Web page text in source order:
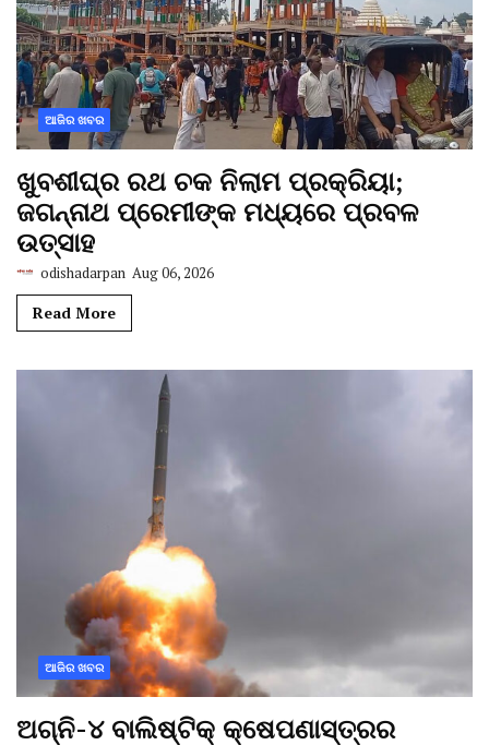
ଆଜିର ଖବର
ଖୁବଶୀଘ୍ର ରଥ ଚକ ନିଲାମ ପ୍ରକ୍ରିୟା;
ଜଗନ୍ନାଥ ପ୍ରେମୀଙ୍କ ମଧ୍ୟରେ ପ୍ରବଳ
ଉତ୍ସାହ
odishadarpan Aug 06, 2026
Read More
ଆଜିର ଖବର
ଅଗ୍ନି-୪ ବାଲିଷ୍ଟିକ୍ କ୍ଷେପଣାସ୍ତ୍ରର